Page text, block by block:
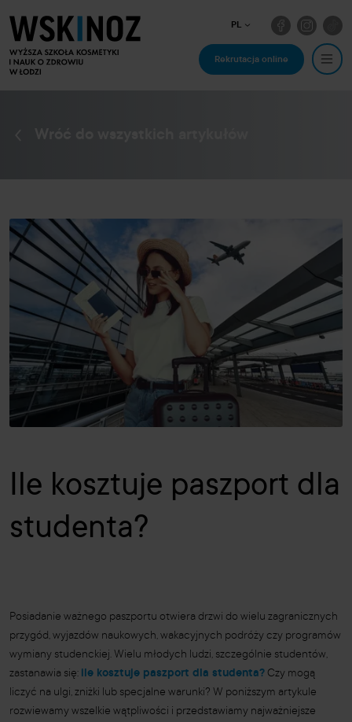
PL
Rekrutacja online
Ile kosztuje paszport dla
studenta?
Posiadanie ważnego paszportu otwiera drzwi do wielu zagranicznych
przygód, wyjazdów naukowych, wakacyjnych podróży czy programów
wymiany studenckiej. Wielu młodych ludzi, szczególnie studentów,
zastanawia się: ile kosztuje paszport dla studenta? Czy mogą
liczyć na ulgi, zniżki lub specjalne warunki? W poniższym artykule
rozwiewamy wszelkie wątpliwości i przedstawiamy najważniejsze